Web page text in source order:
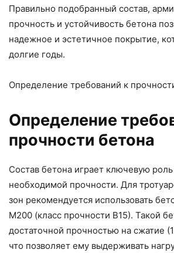
Правильно подобранный состав,
прочность и устойчивость бетона
надежное и эстетичное покрытие,
долгие годы.
Определение требований к
Определение
прочности бетона
Состав бетона играет ключевую
необходимой прочности. Для
зон рекомендуется использовать
М200 (класс прочности В15). Такой
достаточной прочностью на сжатие
что позволяет ему выдерживать